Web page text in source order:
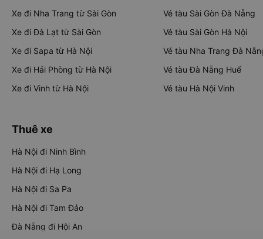
Xe đi Nha Trang từ Sài Gòn
Xe đi Đà Lạt từ Sài Gòn
Xe đi Sapa từ Hà Nội
Xe đi Hải Phòng từ Hà Nội
Xe đi Vinh từ Hà Nội
Vé tàu Sài Gòn Đà Nẵng
Vé tàu Sài Gòn Hà Nội
Vé tàu Nha Trang Đà
Vé tàu Đà Nẵng Huế
Vé tàu Hà Nội Vinh
Thuê xe
Hà Nội đi Ninh Bình
Hà Nội đi Hạ Long
Hà Nội đi Sa Pa
Hà Nội đi Tam Đảo
Đà Nẵng đi Hội An